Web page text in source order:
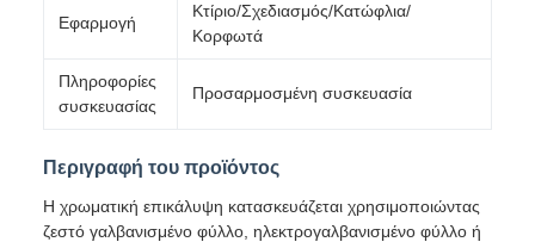
Εφαρμογή
Κτίριο/Σχεδιασμός/Κατώφλια/
Κορφωτά
Πληροφορίες
συσκευασίας
Προσαρμοσμένη συσκευασία
Περιγραφή του προϊόντος
Η χρωματική επικάλυψη κατασκευάζεται χρησιμοποιώντας
ζεστό γαλβανισμένο φύλλο, ηλεκτρογαλβανισμένο φύλλο ή